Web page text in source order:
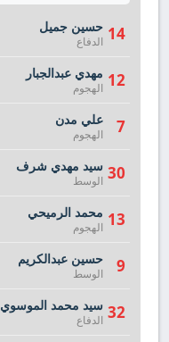
14 حسين جميل
الدفاع
12 مهدي عبدالجبار
الهجوم
7 علي مدن
الهجوم
30 سيد مهدي شرف
الوسط
13 محمد الرميحي
الهجوم
9 حسين عبدالكريم
الوسط
32 سيد محمد الموسوي
الدفاع